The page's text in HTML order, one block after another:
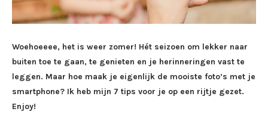
Woehoeeee, het is weer zomer! Hét seizoen om lekker naar
buiten toe te gaan, te genieten en je herinneringen vast te
leggen. Maar hoe maak je eigenlijk de mooiste foto’s met je
smartphone? Ik heb mijn 7 tips voor je op een rijtje gezet.
Enjoy!